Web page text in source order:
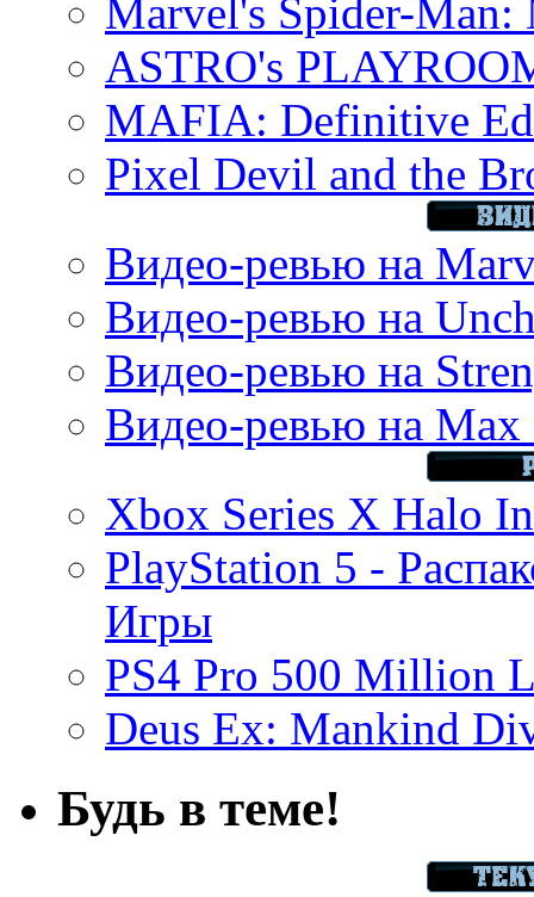
Marvel's Spider-Man:
ASTRO's
MAFIA: Definitive
Pixel Devil and the
Видео-ревью на
Видео-ревью на
Видео-ревью на
Видео-ревью на Max
Xbox Series X Halo
PlayStation 5 -
Игры
PS4 Pro 500 Million
Deus Ex: Mankind
Будь в теме!